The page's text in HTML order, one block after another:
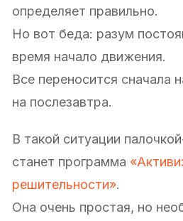
определяет правильно.
Но вот беда: разум
время начало движения.
Все переносится сначала
на послезавтра.
В такой ситуации
станет программа
решительности».
Она очень простая, но